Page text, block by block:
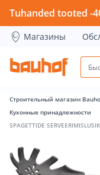
SPAGETTIDE
Tuhanded tooted -
Магазины
Строительный магазин
Кухонные принадлежности
SPAGETTIDE